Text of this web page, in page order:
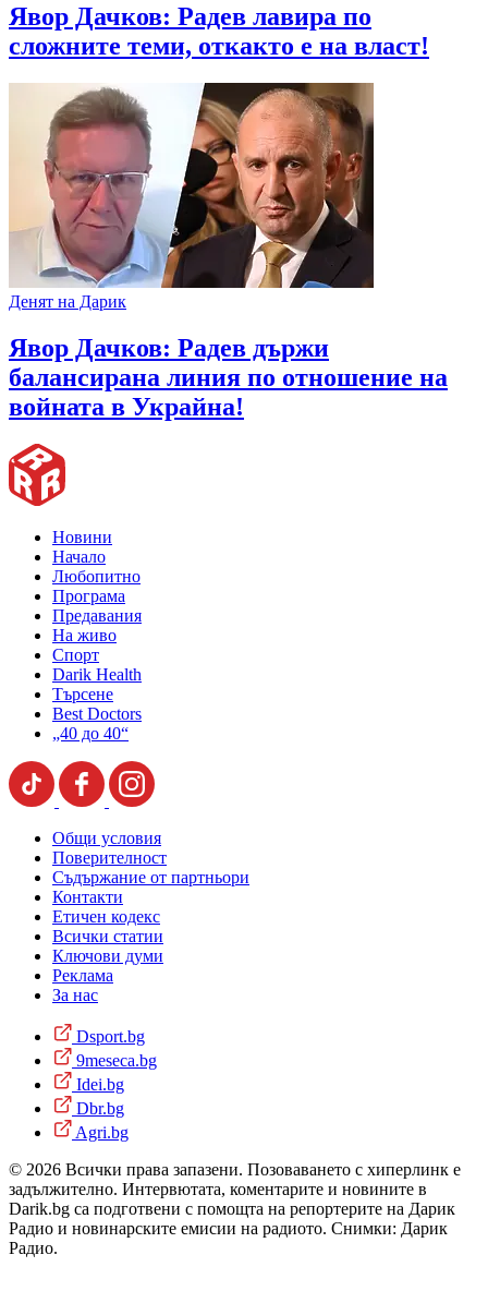
Явор Дачков: Радев лавира по
сложните теми, откакто е на власт!
Денят на Дарик
Явор Дачков: Радев държи
балансирана линия по отношение на
войната в Украйна!
Новини
Начало
Любопитно
Програма
Предавания
На живо
Спорт
Darik Health
Търсене
Best Doctors
„40 до 40“
Общи условия
Поверителност
Съдържание от партньори
Контакти
Етичен кодекс
Всички статии
Ключови думи
Реклама
За нас
Dsport.bg
9meseca.bg
Idei.bg
Dbr.bg
Agri.bg
© 2026 Всички права запазени. Позоваването с хиперлинк е
задължително. Интервютата, коментарите и новините в
Darik.bg са подготвени с помощта на репортерите на Дарик
Радио и новинарските емисии на радиото. Снимки: Дарик
Радио.